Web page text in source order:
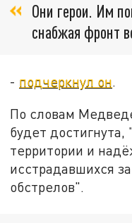
Они герои. Им
снабжая фронт
- подчеркнул он.
По словам
будет
территории и
исстрадавшихся
обстрелов".